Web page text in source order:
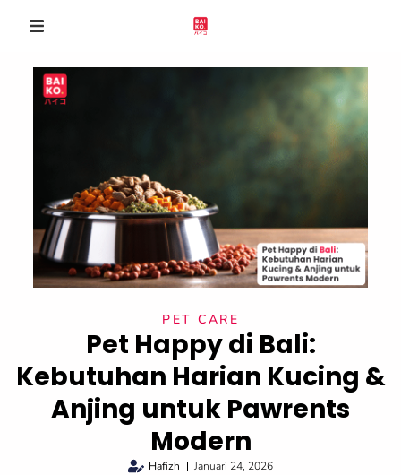
PET CARE
Pet Happy di Bali:
Kebutuhan Harian Kucing &
Anjing untuk Pawrents
Modern
Hafizh Januari 24, 2026